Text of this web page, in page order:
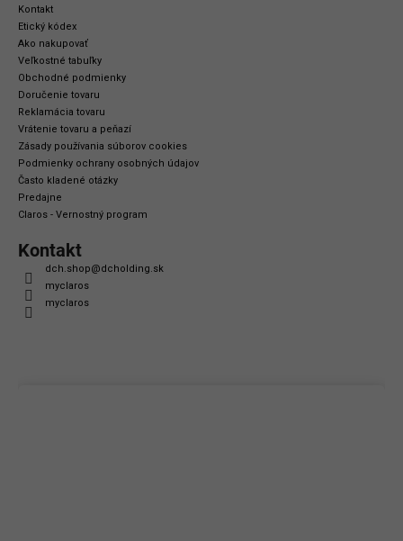
Kontakt
Etický kódex
Ako nakupovať
Veľkostné tabuľky
Obchodné podmienky
Doručenie tovaru
Reklamácia tovaru
Vrátenie tovaru a peňazí
Zásady používania súborov cookies
Podmienky ochrany osobných údajov
Často kladené otázky
Predajne
Claros - Vernostný program
Kontakt
dch.shop@dcholding.sk
myclaros
myclaros